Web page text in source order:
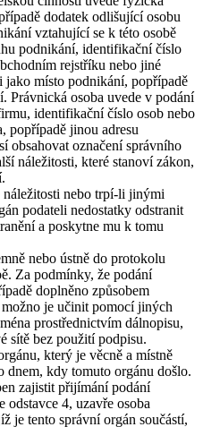
dodatek odlišující osobu
vztahující se k této osobě
podnikání, identifikační číslo
rejstříku nebo jiné
jako místo podnikání, popřípadě
Právnická osoba uvede v podání
identifikační číslo osob nebo
popřípadě jinou adresu
obsahovat označení správního
náležitosti, které stanoví zákon,
náležitosti nebo trpí-li jinými
podateli nedostatky odstranit
a poskytne mu k tomu
nebo ústně do protokolu
Za podmínky, že podání
doplněno způsobem
je učinit pomocí jiných
prostřednictvím dálnopisu,
sítě bez použití podpisu.
který je věcně a místně
dnem, kdy tomuto orgánu došlo.
zajistit přijímání podání
4, uzavře osoba
je tento správní orgán součástí,